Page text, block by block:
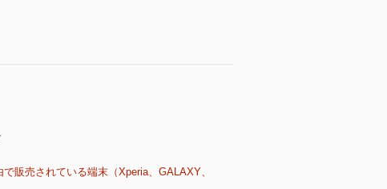
販売されている端末（Xperia、GALAXY、